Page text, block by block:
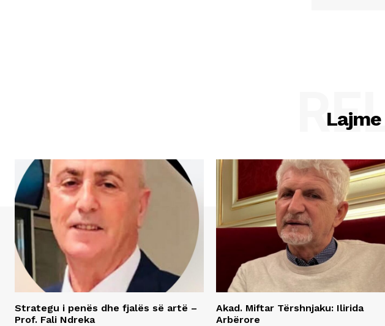
Strategu i penës dhe fjalës së artë –
Prof. Fali Ndreka
Akad. Miftar Tërshnjaku: Ilirida
Arbërore